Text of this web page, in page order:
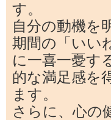
す。
自分の動機を
期間の「いい
に一喜一憂す
的な満足感を
ます。
さらに、心の